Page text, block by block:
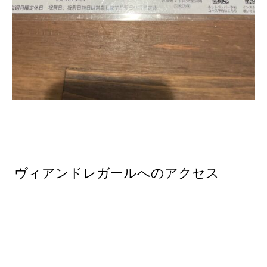
ヴィアンドレガールへのアクセス